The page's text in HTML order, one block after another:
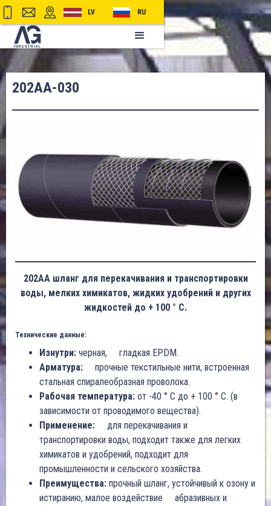
LV RU
202AA-030
202AA шланг для перекачивания и транспортировки
воды, мелких химикатов, жидких удобрений и других
жидкостей до + 100 ° C.
Технические данные:
Изнутри: черная, гладкая EPDM.
Арматура: прочные текстильные нити, встроенная
стальная спиралеобразная проволока.
Рабочая температура: от -40 ° C до + 100 ° C. (в
зависимости от проводимого вещества).
Применение: для перекачивания и
транспортировки воды, подходит также для легких
химикатов и удобрений, подходит для
промышленности и сельского хозяйства.
Преимущества: прочный шланг, устойчивый к озону и
истиранию, малое воздействие абразивных и